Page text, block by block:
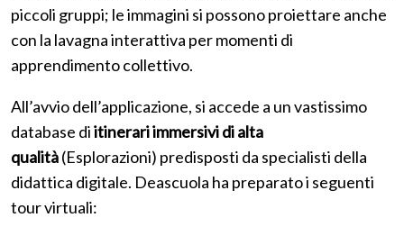
piccoli gruppi; le immagini si possono proiettare anche
con la lavagna interattiva per momenti di
apprendimento collettivo.
All’avvio dell’applicazione, si accede a un vastissimo
database diitinerari immersivi di alta
qualità(Esplorazioni) predisposti da specialisti della
didattica digitale. Deascuola ha preparato i seguenti
tour virtuali: